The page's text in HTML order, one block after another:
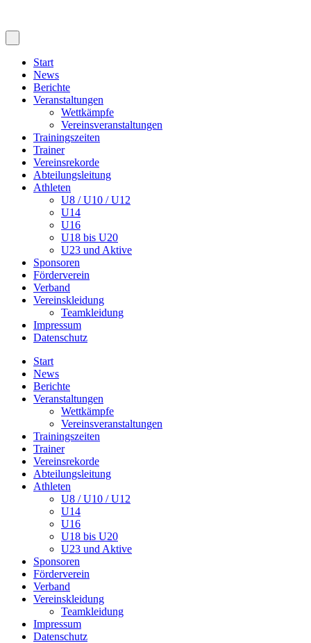
Start
News
Berichte
Veranstaltungen
Wettkämpfe
Vereinsveranstaltungen
Trainingszeiten
Trainer
Vereinsrekorde
Abteilungsleitung
Athleten
U8 / U10 / U12
U14
U16
U18 bis U20
U23 und Aktive
Sponsoren
Förderverein
Verband
Vereinskleidung
Teamkleidung
Impressum
Datenschutz
Start
News
Berichte
Veranstaltungen
Wettkämpfe
Vereinsveranstaltungen
Trainingszeiten
Trainer
Vereinsrekorde
Abteilungsleitung
Athleten
U8 / U10 / U12
U14
U16
U18 bis U20
U23 und Aktive
Sponsoren
Förderverein
Verband
Vereinskleidung
Teamkleidung
Impressum
Datenschutz